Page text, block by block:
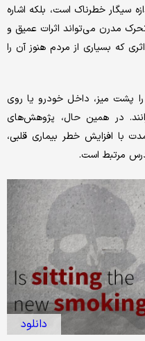
سیگار خطرناک است، بلکه اشاره
مدرن می‌تواند اثرات عمیق و
که بسیاری از مردم هنوز آن را
را پشت میز، داخل خودرو یا روی
در همین حال، پژوهش‌های
با افزایش خطر بیماری قلبی،
مرتبط است.
دانلود